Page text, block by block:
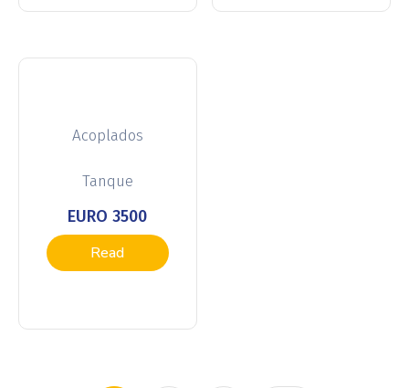
Acoplados
Tanque
EURO 3500
Read